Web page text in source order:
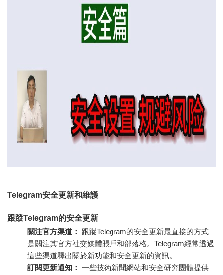
Telegram安全更新和維護
跟蹤Telegram的安全更新
關注官方渠道：
跟蹤Telegram的安全更新最直接的方式
是關注其官方社交媒體賬戶和部落格。Telegram經常透過
這些渠道釋出關於新功能和安全更新的資訊。
訂閱更新通知： 一些技術新聞網站和安全研究團體提供